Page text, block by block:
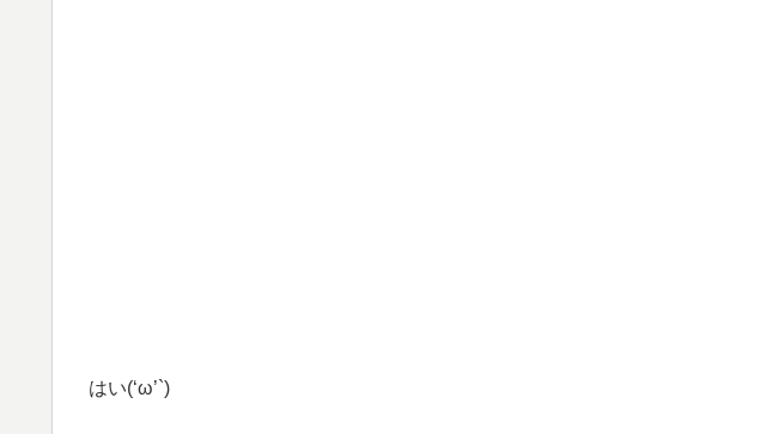
はい(‘ω’`)